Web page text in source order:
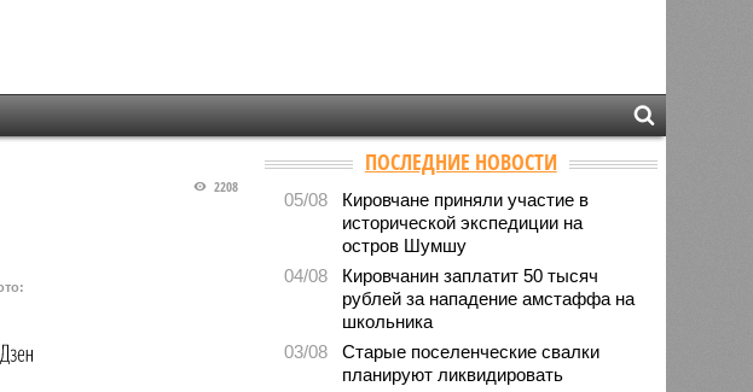
2208
ПОСЛЕДНИЕ НОВОСТИ
05/08
Кировчане приняли участие в
исторической экспедиции на
остров Шумшу
04/08
Кировчанин заплатит 50 тысяч
рублей за нападение амстаффа на
школьника
03/08
Старые поселенческие свалки
планируют ликвидировать